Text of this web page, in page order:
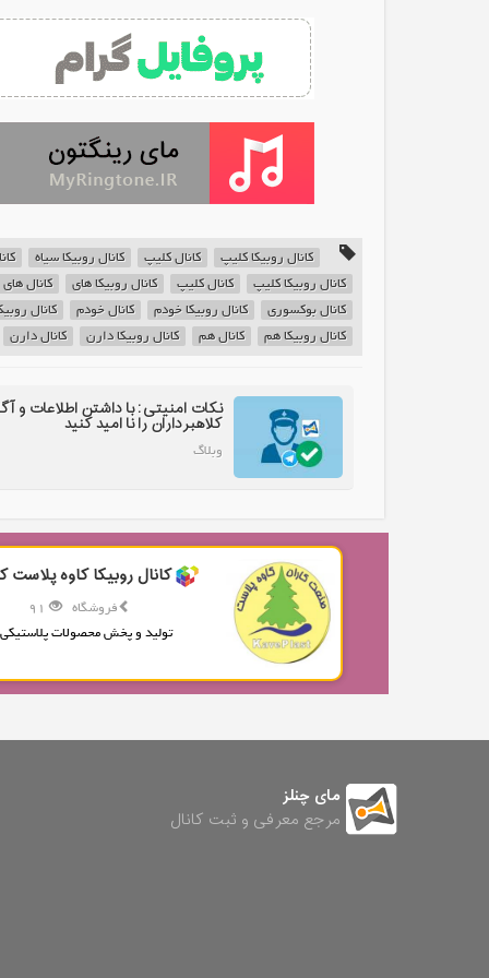
کانال روبیکا کلیپ کانال کلیپ کانال روبیکا سیاه
کانال روبیکا کلیپ
کانال کلیپ کانال روبیکا های کانال های
کانال بوکسوری
کانال روبیکا خودم کانال خودم کانال
کانال روبیکا هم
کانال هم کانال روبیکا دارن کانال دارن
نکات امنیتی: با داشتن اطلاعات و
کلاهبرداران را نا امید کنید
وبلاگ
کانال روبیکا کاوه پلاست
فروشگاه
تولید و پخش محصولات
مای چنلز
مرجع معرفی و ثبت کانال